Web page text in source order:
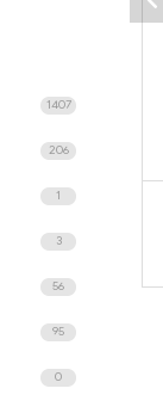
1407
206
1
3
56
95
0